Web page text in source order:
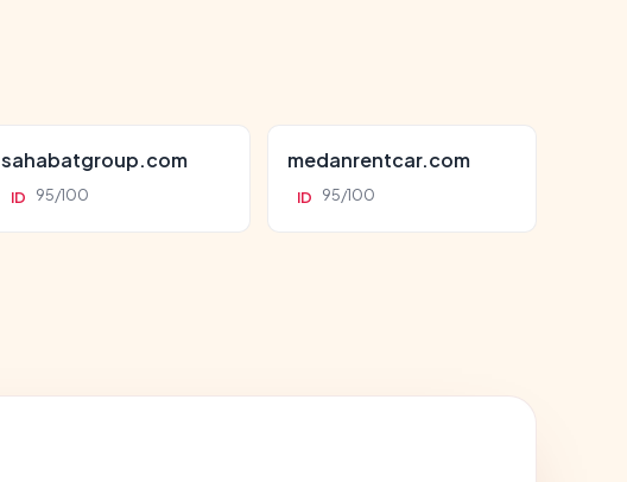
sahabatgroup.com
ID 95/100
medanrentcar.com
ID 95/100